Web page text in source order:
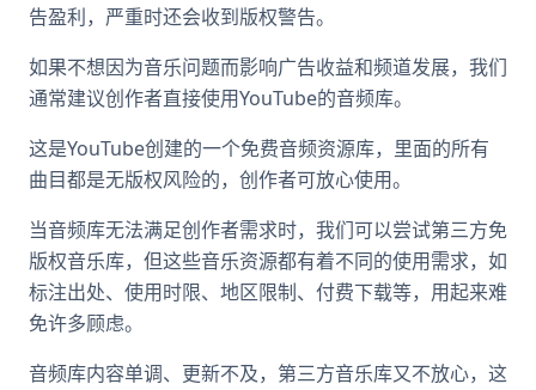
告盈利，严重时还会收到版权警告。
如果不想因为音乐问题而影响广告收益和频道发展，我们
通常建议创作者直接使用YouTube的音频库。
这是YouTube创建的一个免费音频资源库，里面的所有
曲目都是无版权风险的，创作者可放心使用。
当音频库无法满足创作者需求时，我们可以尝试第三方免
版权音乐库，但这些音乐资源都有着不同的使用需求，如
标注出处、使用时限、地区限制、付费下载等，用起来难
免许多顾虑。
音频库内容单调、更新不及，第三方音乐库又不放心，这